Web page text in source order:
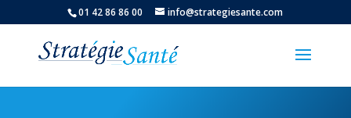
01 42 86 86 00 info@strategiesante.com